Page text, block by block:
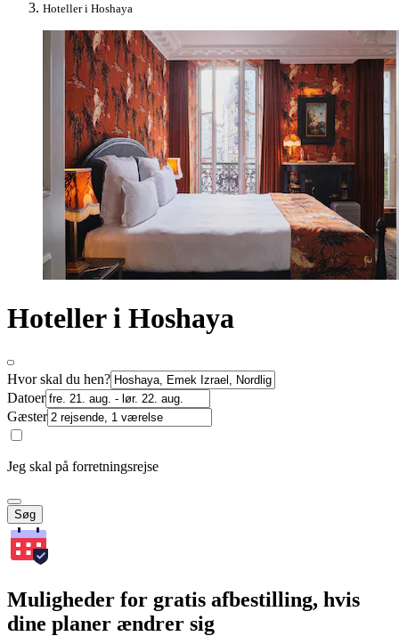
Hoteller i Hoshaya
Hoteller i Hoshaya
Hvor skal du hen?
Datoer
Gæster
Jeg skal på forretningsrejse
Søg
Muligheder for gratis afbestilling, hvis
dine planer ændrer sig